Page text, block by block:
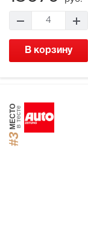
4
В корзину
#3
МЕСТОв тесте